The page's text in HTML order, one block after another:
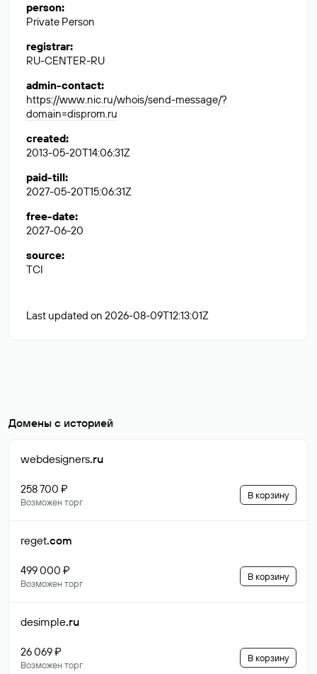
person:
Private Person
registrar:
RU-CENTER-RU
admin-contact:
https://www.nic.ru/whois/send-message/?
domain=disprom.ru
created:
2013-05-20T14:06:31Z
paid-till:
2027-05-20T15:06:31Z
free-date:
2027-06-20
source:
TCI
Last updated on 2026-08-09T12:13:01Z
Домены с историей
webdesigners.ru
258 700 ₽
Возможен торг
В корзину
reget.com
499 000 ₽
Возможен торг
В корзину
desimple.ru
26 069 ₽
Возможен торг
В корзину